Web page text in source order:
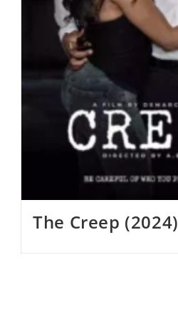
The Creep (2024)